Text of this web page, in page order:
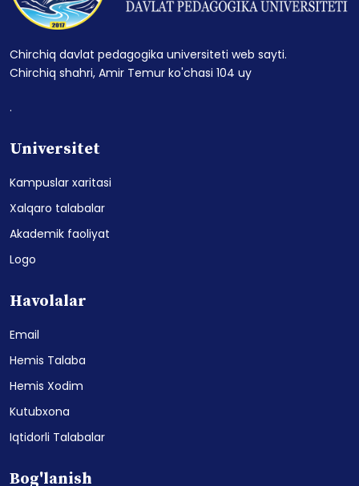
Chirchiq davlat pedagogika universiteti web sayti.
Chirchiq shahri, Amir Temur ko'chasi 104 uy
.
Universitet
Kampuslar xaritasi
Xalqaro talabalar
Akademik faoliyat
Logo
Havolalar
Email
Hemis Talaba
Hemis Xodim
Kutubxona
Iqtidorli Talabalar
Bog'lanish